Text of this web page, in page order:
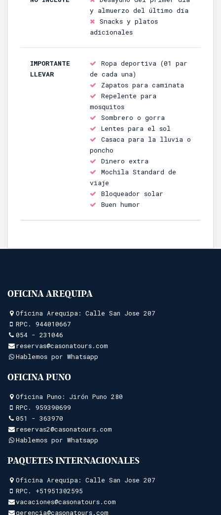
y almuerzo del último día
Snacks y platos
adicionales
IMPORTANTE
LLEVAR
Ropa deportiva (01 par
de cada una)
Zapatos para caminata
Repelente para
mosquitos
Sombrero o gorra
Lentes para el sol
Casaca para la lluvia o
poncho
Dinero extra
Mochila Standard de
viaje
Bloqueador solar
Buen humor
OFICINA AREQUIPA
Oficina Arequipa: Calle San Jose 207
RPC. 944010667
054 - 231046
reservas@casonatours.com
Hablemos por Whatsapp
OFICINA PUNO
Oficina Puno: Jirón Puno 280
RPC. 959390699
051 - 363970
reservas2@casonatours.com
Hablemos por Whatsapp
PAQUETES INTERNACIONALES
Oficina Arequipa: Calle San Jose 207
RPC. +51951302595
vacaciones@casonatours.com
gerencia@casonatours.com